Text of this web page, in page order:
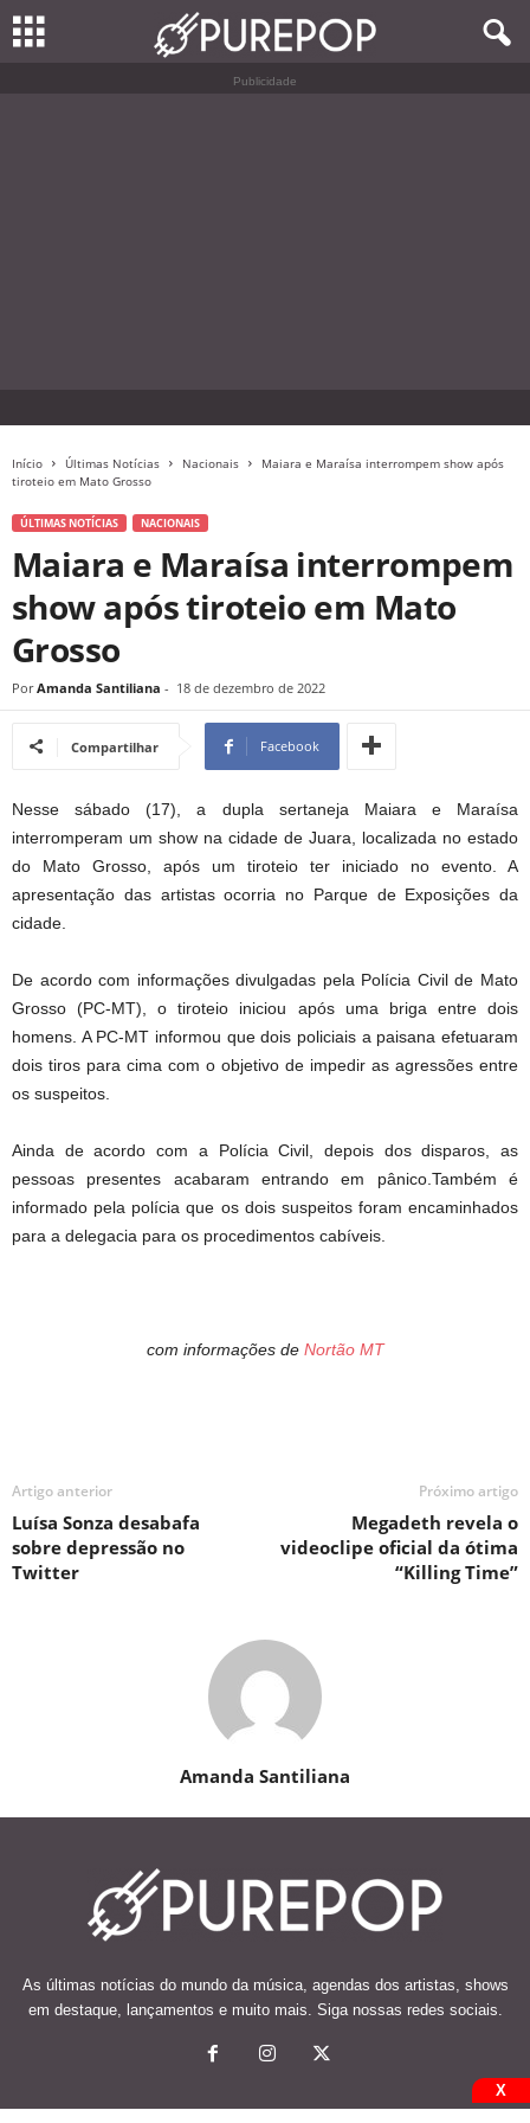
Publicidade
Início Últimas Notícias Nacionais
Maiara e Maraísa interrompem show após
tiroteio em Mato Grosso
ÚLTIMAS NOTÍCIAS NACIONAIS
Maiara e Maraísa interrompem
show após tiroteio em Mato
Grosso
Por Amanda Santiliana - 18 de dezembro de 2022
Compartilhar Facebook
Nesse sábado (17), a dupla sertaneja Maiara e Maraísa
interromperam um show na cidade de Juara, localizada no estado
do Mato Grosso, após um tiroteio ter iniciado no evento. A
apresentação das artistas ocorria no Parque de Exposições da
cidade.
De acordo com informações divulgadas pela Polícia Civil de Mato
Grosso (PC-MT), o tiroteio iniciou após uma briga entre dois
homens. A PC-MT informou que dois policiais a paisana efetuaram
dois tiros para cima com o objetivo de impedir as agressões entre
os suspeitos.
Ainda de acordo com a Polícia Civil, depois dos disparos, as
pessoas presentes acabaram entrando em pânico.Também é
informado pela polícia que os dois suspeitos foram encaminhados
para a delegacia para os procedimentos cabíveis.
com informações de Nortão MT
Artigo anterior
Luísa Sonza desabafa
sobre depressão no
Twitter
Próximo artigo
Megadeth revela o
videoclipe oficial da ótima
“Killing Time”
Amanda Santiliana
As últimas notícias do mundo da música, agendas dos artistas, shows
em destaque, lançamentos e muito mais. Siga nossas redes sociais.
X